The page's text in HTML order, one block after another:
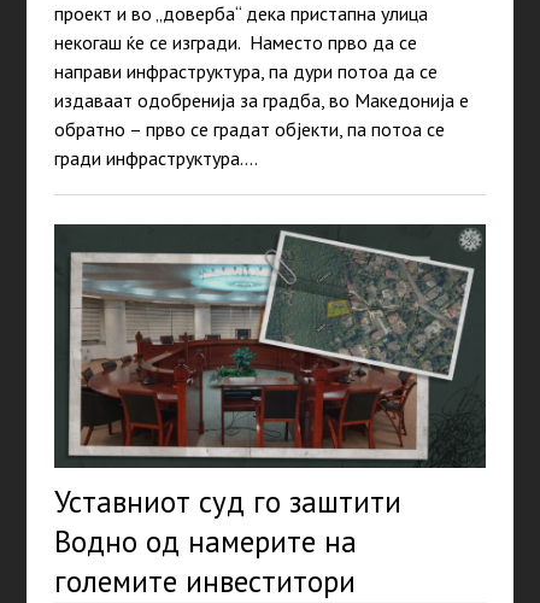
проект и во „доверба“ дека пристапна улица
некогаш ќе се изгради. Наместо прво да се
направи инфраструктура, па дури потоа да се
издаваат одобренија за градба, во Македонија е
обратно – прво се градат објекти, па потоа се
гради инфраструктура.…
Уставниот суд го заштити
Водно од намерите на
големите инвеститори